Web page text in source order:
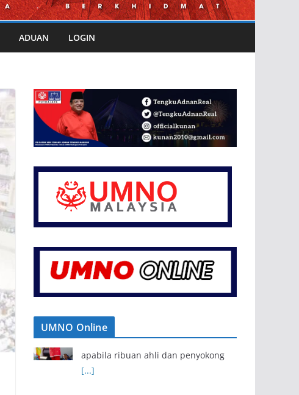
ADUAN LOGIN
UMNO Online
Fitnah Dakwa Kerajaan Johor ‘Berwayang’ Perlu
Diperbetulkan – Onn Hafiz